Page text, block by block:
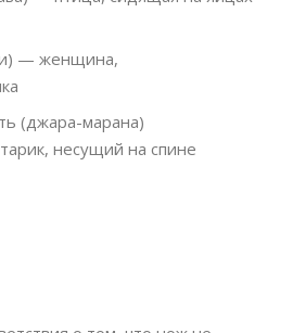
— женщина,
(джара-марана)
несущий на спине